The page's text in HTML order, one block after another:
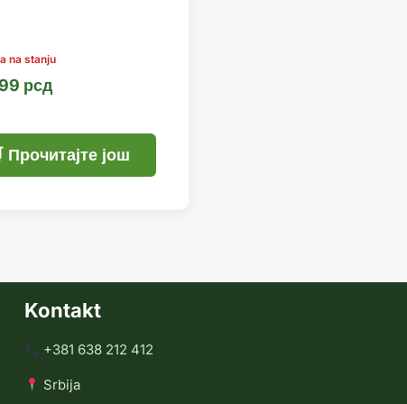
рсд
Прочитајте још
Kontakt
+381 638 212 412
Srbija